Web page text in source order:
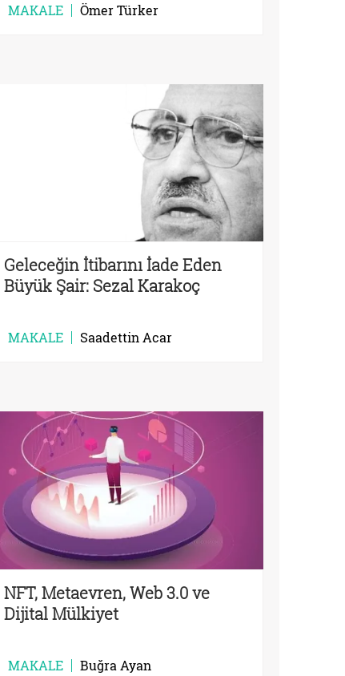
MAKALE Ömer Türker
Geleceğin İtibarını İade Eden
Büyük Şair: Sezal Karakoç
MAKALE Saadettin Acar
NFT, Metaevren, Web 3.0 ve
Dijital Mülkiyet
MAKALE Buğra Ayan